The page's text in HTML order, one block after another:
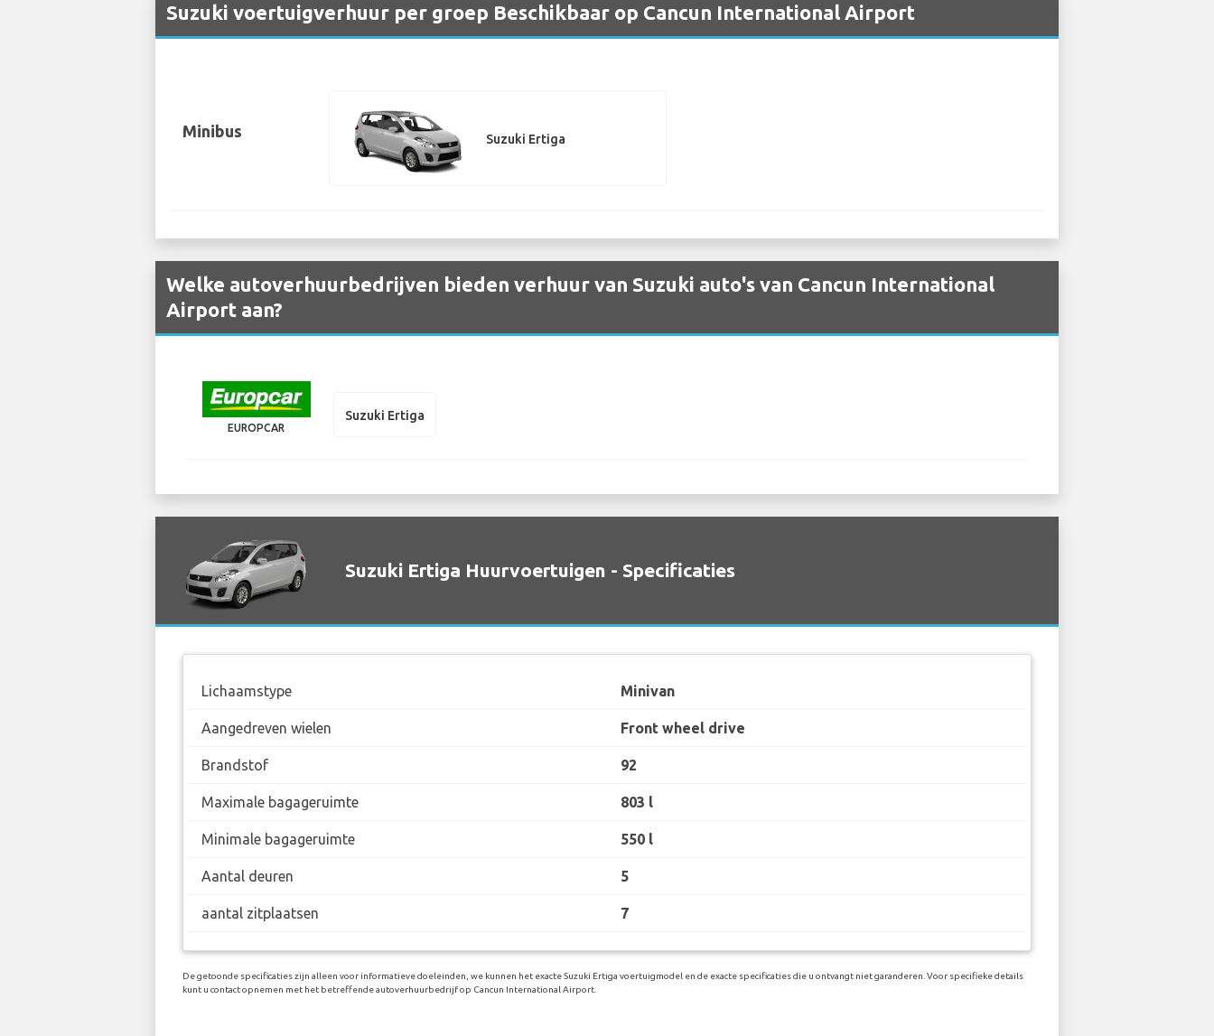
Suzuki voertuigverhuur per groep Beschikbaar op Cancun International Airport
Minibus Suzuki Ertiga
Welke autoverhuurbedrijven bieden verhuur van Suzuki auto's van Cancun International
Airport aan?
EUROPCAR
Suzuki Ertiga
Suzuki Ertiga Huurvoertuigen - Specificaties
Lichaamstype Minivan
Aangedreven wielen Front wheel drive
Brandstof 92
Maximale bagageruimte 803 l
Minimale bagageruimte 550 l
Aantal deuren 5
aantal zitplaatsen 7
De getoonde specificaties zijn alleen voor informatieve doeleinden, we kunnen het exacte Suzuki Ertiga voertuigmodel en de exacte specificaties die u ontvangt niet garanderen. Voor specifieke details
kunt u contact opnemen met het betreffende autoverhuurbedrijf op Cancun International Airport.